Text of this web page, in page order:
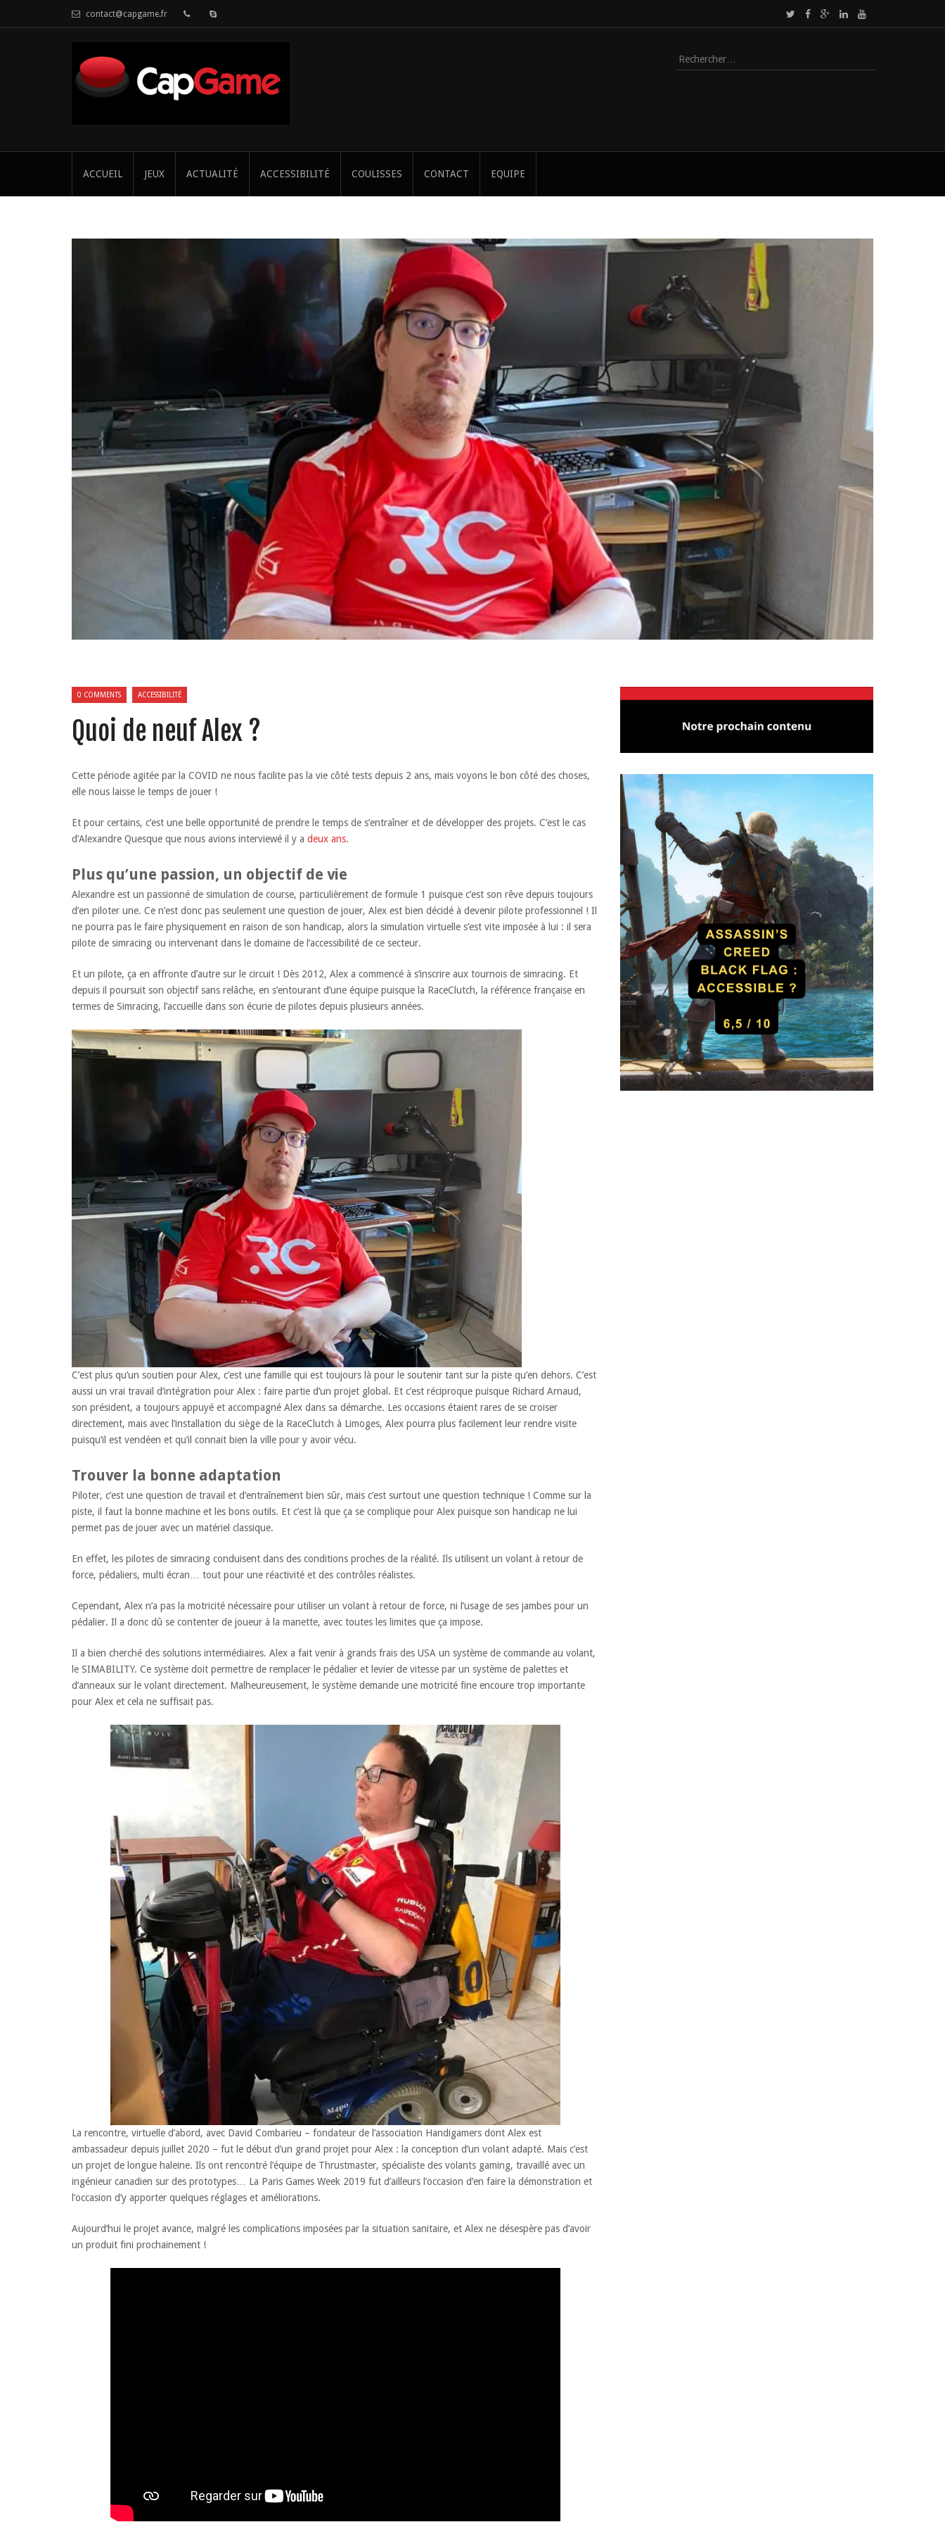
contact@capgame.fr
Rechercher :
ACCUEIL JEUX ACTUALITÉ ACCESSIBILITÉ COULISSES CONTACT EQUIPE
0 COMMENTS ACCESSIBILITÉ
Quoi de neuf Alex ?
Cette période agitée par la COVID ne nous facilite pas la vie côté tests depuis 2 ans, mais voyons le bon côté des choses,
elle nous laisse le temps de jouer !
Et pour certains, c’est une belle opportunité de prendre le temps de s’entraîner et de développer des projets. C’est le cas
d’Alexandre Quesque que nous avions interviewé il y a deux ans.
Plus qu’une passion, un objectif de vie
Alexandre est un passionné de simulation de course, particulièrement de formule 1 puisque c’est son rêve depuis toujours
d’en piloter une. Ce n’est donc pas seulement une question de jouer, Alex est bien décidé à devenir pilote professionnel ! Il
ne pourra pas le faire physiquement en raison de son handicap, alors la simulation virtuelle s’est vite imposée à lui : il sera
pilote de simracing ou intervenant dans le domaine de l’accessibilité de ce secteur.
Et un pilote, ça en affronte d’autre sur le circuit ! Dès 2012, Alex a commencé à s’inscrire aux tournois de simracing. Et
depuis il poursuit son objectif sans relâche, en s’entourant d’une équipe puisque la RaceClutch, la référence française en
termes de Simracing, l’accueille dans son écurie de pilotes depuis plusieurs années.
C’est plus qu’un soutien pour Alex, c’est une famille qui est toujours là pour le soutenir tant sur la piste qu’en dehors. C’est
aussi un vrai travail d’intégration pour Alex : faire partie d’un projet global. Et c’est réciproque puisque Richard Arnaud,
son président, a toujours appuyé et accompagné Alex dans sa démarche. Les occasions étaient rares de se croiser
directement, mais avec l’installation du siège de la RaceClutch à Limoges, Alex pourra plus facilement leur rendre visite
puisqu’il est vendéen et qu’il connait bien la ville pour y avoir vécu.
Trouver la bonne adaptation
Piloter, c’est une question de travail et d’entraînement bien sûr, mais c’est surtout une question technique ! Comme sur la
piste, il faut la bonne machine et les bons outils. Et c’est là que ça se complique pour Alex puisque son handicap ne lui
permet pas de jouer avec un matériel classique.
En effet, les pilotes de simracing conduisent dans des conditions proches de la réalité. Ils utilisent un volant à retour de
force, pédaliers, multi écran… tout pour une réactivité et des contrôles réalistes.
Cependant, Alex n’a pas la motricité nécessaire pour utiliser un volant à retour de force, ni l’usage de ses jambes pour un
pédalier. Il a donc dû se contenter de joueur à la manette, avec toutes les limites que ça impose.
Il a bien cherché des solutions intermédiaires. Alex a fait venir à grands frais des USA un système de commande au volant,
le SIMABILITY. Ce système doit permettre de remplacer le pédalier et levier de vitesse par un système de palettes et
d’anneaux sur le volant directement. Malheureusement, le système demande une motricité fine encoure trop importante
pour Alex et cela ne suffisait pas.
La rencontre, virtuelle d’abord, avec David Combarieu – fondateur de l’association Handigamers dont Alex est
ambassadeur depuis juillet 2020 – fut le début d’un grand projet pour Alex : la conception d’un volant adapté. Mais c’est
un projet de longue haleine. Ils ont rencontré l’équipe de Thrustmaster, spécialiste des volants gaming, travaillé avec un
ingénieur canadien sur des prototypes… La Paris Games Week 2019 fut d’ailleurs l’occasion d’en faire la démonstration et
l’occasion d’y apporter quelques réglages et améliorations.
Aujourd’hui le projet avance, malgré les complications imposées par la situation sanitaire, et Alex ne désespère pas d’avoir
un produit fini prochainement !